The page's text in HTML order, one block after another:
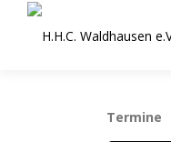
Termine